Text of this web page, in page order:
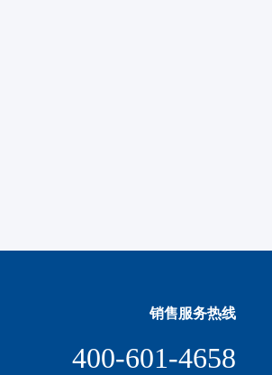
销售服务热线
400-601-4658